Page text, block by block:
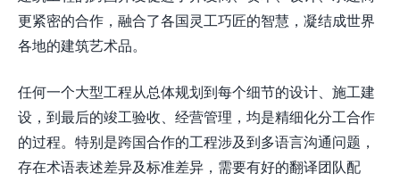
更紧密的合作，融合了各国灵工巧匠的智慧，凝结成世界
各地的建筑艺术品。
任何一个大型工程从总体规划到每个细节的设计、施工建
设，到最后的竣工验收、经营管理，均是精细化分工合作
的过程。特别是跨国合作的工程涉及到多语言沟通问题，
存在术语表述差异及标准差异，需要有好的翻译团队配